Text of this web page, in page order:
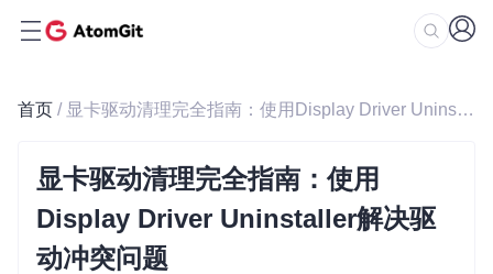
首页 / 显卡驱动清理完全指南：使用Display Driver Uninstaller解决驱动冲突问题
显卡驱动清理完全指南：使用
Display Driver Uninstaller解决驱
动冲突问题